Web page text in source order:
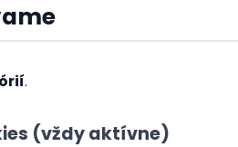
.
(vždy aktívne)